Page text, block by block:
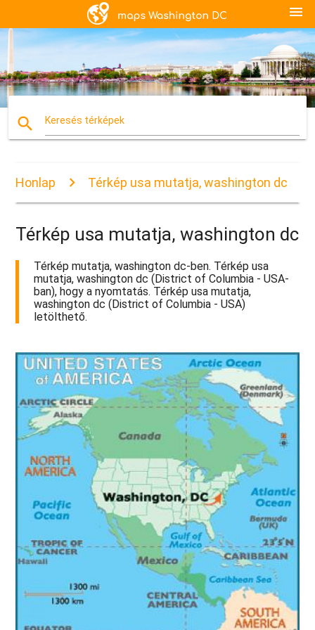
menu
search Keresés térképek
Honlap Térkép usa mutatja, washington dc
Térkép usa mutatja, washington dc
Térkép mutatja, washington dc-ben. Térkép usa
mutatja, washington dc (District of Columbia - USA-
ban), hogy a nyomtatás. Térkép usa mutatja,
washington dc (District of Columbia - USA)
letölthető.